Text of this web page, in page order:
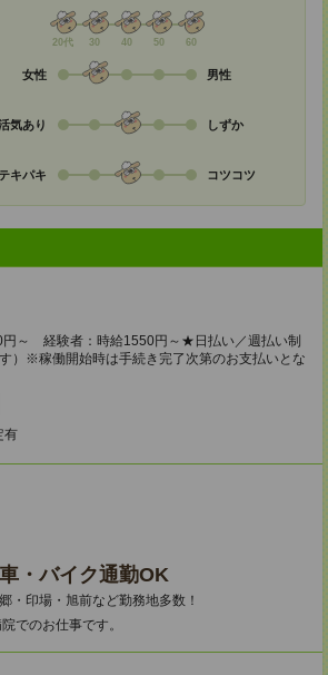
20代 30 40 50 60
女性 男性
気あり しずか
キパキ コツコツ
円～ 経験者：時給1550円～★日払い／週払い制
）※稼働開始時は手続き完了次第のお支払いとな
有
・バイク通勤OK
・印場・旭前など勤務地多数！
でのお仕事です。